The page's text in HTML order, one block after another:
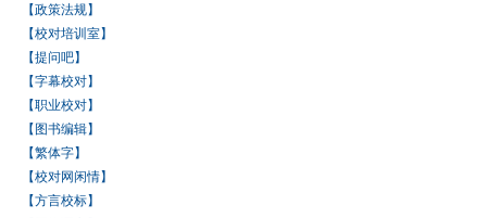
【政策法规】
【校对培训室】
【提问吧】
【字幕校对】
【职业校对】
【图书编辑】
【繁体字】
【校对网闲情】
【方言校标】